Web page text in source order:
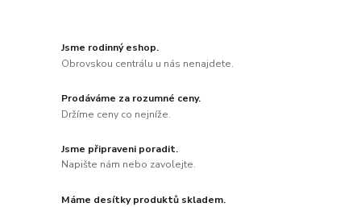
Jsme rodinný eshop.
Obrovskou centrálu u nás nenajdete.
Prodáváme za rozumné ceny.
Držíme ceny co nejníže.
Jsme připraveni poradit.
Napište nám nebo zavolejte.
Máme desítky produktů skladem.